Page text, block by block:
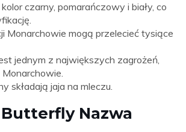
czarny, pomarańczowy i biały, co
Monarchowie mogą przelecieć tysiące
jednym z największych zagrożeń,
składają jaja na mleczu.
Nazwa